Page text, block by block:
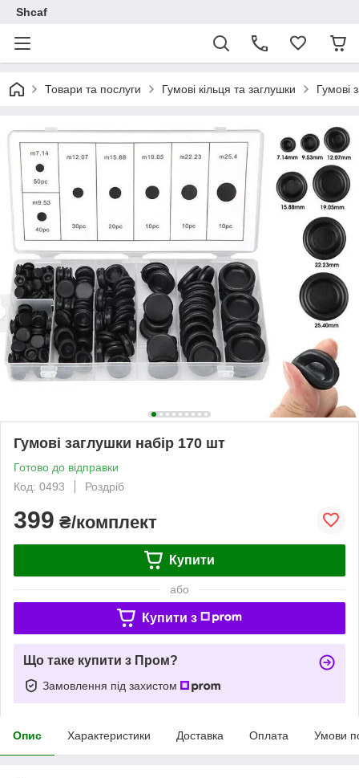
Shcaf
Товари та послуги Гумові кільця та заглушки Гумові
Гумові заглушки набір 170 шт
Готово до відправки
Код: 0493
Роздріб
399 ₴/комплект
Купити
або
Купити з
Що таке купити з Пром?
Замовлення під захистом
Опис Характеристики Доставка Оплата Умови